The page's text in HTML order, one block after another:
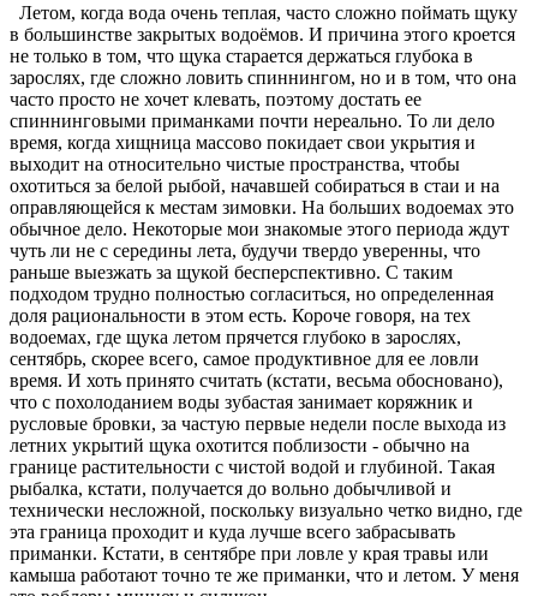
Летом, когда вода очень теплая, часто сложно поймать щуку
в большинстве закрытых водоёмов. И причина этого кроется
не только в том, что щука старается держаться глубока в
зарослях, где сложно ловить спиннингом, но и в том, что она
часто просто не хочет клевать, поэтому достать ее
спиннинговыми приманками почти нереально. То ли дело
время, когда хищница массово покидает свои укрытия и
выходит на относительно чистые пространства, чтобы
охотиться за белой рыбой, начавшей собираться в стаи и на
оправляющейся к местам зимовки. На больших водоемах это
обычное дело. Некоторые мои знакомые этого периода ждут
чуть ли не с середины лета, будучи твердо уверенны, что
раньше выезжать за щукой бесперспективно. С таким
подходом трудно полностью согласиться, но определенная
доля рациональности в этом есть. Короче говоря, на тех
водоемах, где щука летом прячется глубоко в зарослях,
сентябрь, скорее всего, самое продуктивное для ее ловли
время. И хоть принято считать (кстати, весьма обосновано),
что с похолоданием воды зубастая занимает коряжник и
русловые бровки, за­ частую первые недели после выхода из
летних укрытий щука охотится поблизости - обычно на
границе растительности с чистой водой и глубиной. Такая
рыбалка, кстати, получается до­ вольно добычливой и
технически несложной, поскольку визуально четко видно, где
эта граница проходит и куда лучше всего забрасывать
приманки. Кстати, в сентябре при ловле у края травы или
камыша работают точно те же приманки, что и летом. У меня